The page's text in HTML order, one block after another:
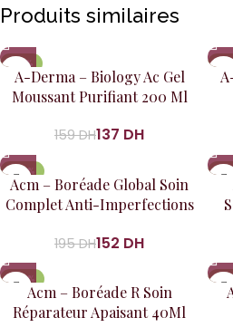
Produits similaires
-14%
A-Derma – Biology Ac Gel
Moussant Purifiant 200 Ml
159DH137 DH
-
-22%
Acm – Boréade Global Soin
Complet Anti-Imperfections
195DH152 DH
-
-22%
Acm – Boréade R Soin
Réparateur Apaisant 40Ml
-